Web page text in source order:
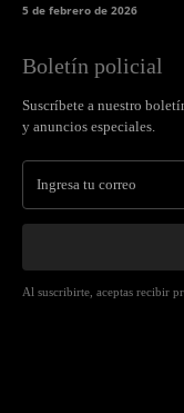
5 de febrero de 2026
Boletín policial
Suscríbete a nuestro
y anuncios especiales.
Al suscribirte, aceptas recibir